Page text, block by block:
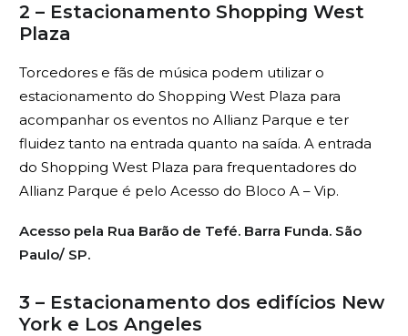
2 – Estacionamento Shopping West
Plaza
Torcedores e fãs de música podem utilizar o
estacionamento do Shopping West Plaza para
acompanhar os eventos no Allianz Parque e ter
fluidez tanto na entrada quanto na saída. A entrada
do Shopping West Plaza para frequentadores do
Allianz Parque é pelo Acesso do Bloco A – Vip.
Acesso pela Rua Barão de Tefé. Barra Funda. São
Paulo/ SP.
3 – Estacionamento dos edifícios New
York e Los Angeles